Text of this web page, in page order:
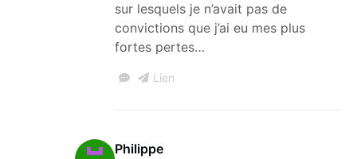
sur lesquels je n’avait pas de
convictions que j’ai eu mes plus
fortes pertes…
Lien
Philippe